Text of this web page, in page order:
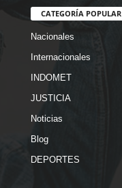
CATEGORÍA POPULAR
Nacionales
Internacionales
INDOMET
JUSTICIA
Noticias
Blog
DEPORTES